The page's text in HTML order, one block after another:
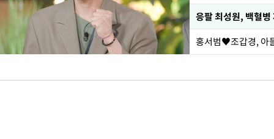
응팔 최성원, 백혈
홍서범♥조갑경, 아